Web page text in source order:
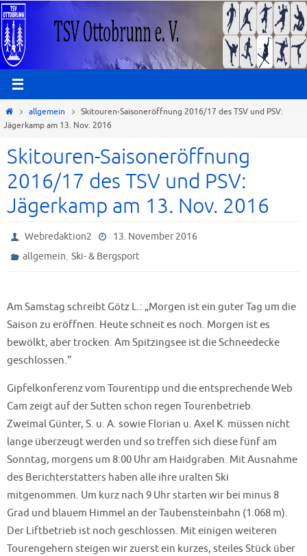
Zum
Inhalt
springen
Startallgemein
Skitouren-Saisoneröffnung 2016/17 des TSV und PSV:
Jägerkamp am 13. Nov. 2016
Skitouren-Saisoneröffnung
2016/17 des TSV und PSV:
Jägerkamp am 13. Nov. 2016
Webredaktion2
13. November 2016
allgemein,Ski- & Bergsport
Am Samstag schreibt Götz L.: „Morgen ist ein guter Tag um die
Saison zu eröffnen. Heute schneit es noch. Morgen ist es
bewölkt, aber trocken. Am Spitzingsee ist die Schneedecke
geschlossen.“
Gipfelkonferenz vom Tourentipp und die entsprechende Web
Cam zeigt auf der Sutten schon regen Tourenbetrieb.
Zweimal Günter, S. u. A. sowie Florian u. Axel K. müssen nicht
lange überzeugt werden und so treffen sich diese fünf am
Sonntag, morgens um 8:00 Uhr am Haidgraben. Mit Ausnahme
des Berichterstatters haben alle ihre uralten Ski
mitgenommen. Um kurz nach 9 Uhr starten wir bei minus 8
Grad und blauem Himmel an der Taubensteinbahn (1.068 m).
Der Liftbetrieb ist noch geschlossen. Mit einigen weiteren
Tourengehern steigen wir zuerst ein kurzes, steiles Stück über